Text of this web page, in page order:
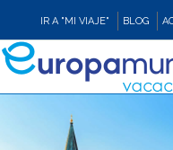
IR A "MI VIAJE" BLOG